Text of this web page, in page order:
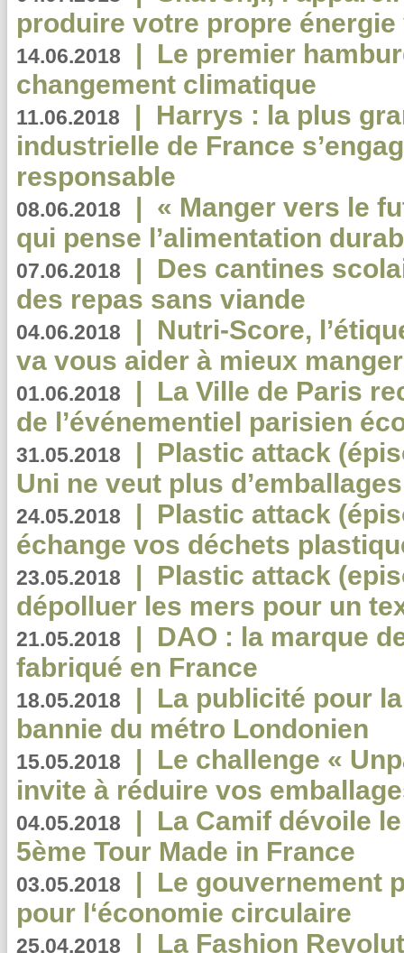
produire votre propre
14.06.2018 | Le premier
changement climatique
11.06.2018 | Harrys : la plus
industrielle de France
responsable
08.06.2018 | « Manger vers le
qui pense l’alimentation
07.06.2018 | Des cantines
des repas sans viande
04.06.2018 | Nutri-Score,
va vous aider à mieux
01.06.2018 | La Ville de Paris
de l’événementiel parisien
31.05.2018 | Plastic attack
Uni ne veut plus
24.05.2018 | Plastic attack
échange vos déchets
23.05.2018 | Plastic attack
dépolluer les mers pour un
21.05.2018 | DAO : la marque
fabriqué en France
18.05.2018 | La publicité pour
bannie du métro Londonien
15.05.2018 | Le challenge «
invite à réduire vos
04.05.2018 | La Camif dévoile
5ème Tour Made in France
03.05.2018 | Le gouvernement
pour l‘économie circulaire
25.04.2018 | La Fashion